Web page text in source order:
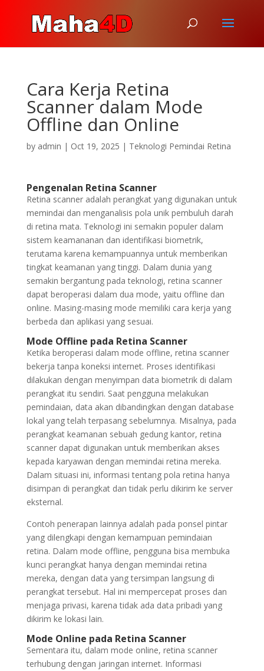
Cara Kerja Retina
Scanner dalam Mode
Offline dan Online
by admin | Oct 19, 2025 | Teknologi Pemindai Retina
Pengenalan Retina Scanner
Retina scanner adalah perangkat yang digunakan untuk
memindai dan menganalisis pola unik pembuluh darah
di retina mata. Teknologi ini semakin populer dalam
sistem keamananan dan identifikasi biometrik,
terutama karena kemampuannya untuk memberikan
tingkat keamanan yang tinggi. Dalam dunia yang
semakin bergantung pada teknologi, retina scanner
dapat beroperasi dalam dua mode, yaitu offline dan
online. Masing-masing mode memiliki cara kerja yang
berbeda dan aplikasi yang sesuai.
Mode Offline pada Retina Scanner
Ketika beroperasi dalam mode offline, retina scanner
bekerja tanpa koneksi internet. Proses identifikasi
dilakukan dengan menyimpan data biometrik di dalam
perangkat itu sendiri. Saat pengguna melakukan
pemindaian, data akan dibandingkan dengan database
lokal yang telah terpasang sebelumnya. Misalnya, pada
perangkat keamanan sebuah gedung kantor, retina
scanner dapat digunakan untuk memberikan akses
kepada karyawan dengan memindai retina mereka.
Dalam situasi ini, informasi tentang pola retina hanya
disimpan di perangkat dan tidak perlu dikirim ke server
eksternal.
Contoh penerapan lainnya adalah pada ponsel pintar
yang dilengkapi dengan kemampuan pemindaian
retina. Dalam mode offline, pengguna bisa membuka
kunci perangkat hanya dengan memindai retina
mereka, dengan data yang tersimpan langsung di
perangkat tersebut. Hal ini mempercepat proses dan
menjaga privasi, karena tidak ada data pribadi yang
dikirim ke lokasi lain.
Mode Online pada Retina Scanner
Sementara itu, dalam mode online, retina scanner
terhubung dengan jaringan internet. Informasi